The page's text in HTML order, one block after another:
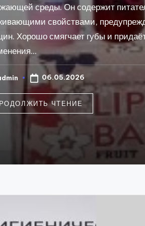
обладающие
губ и появление
блеск.Способ